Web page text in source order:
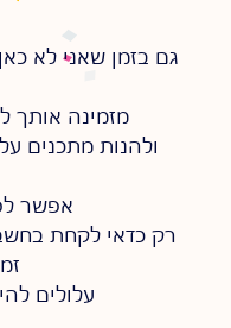
גם בזמן שאני לא
מזמינה
ולהנות מתכנים
אפשר
רק כדאי לקחת
עלולים